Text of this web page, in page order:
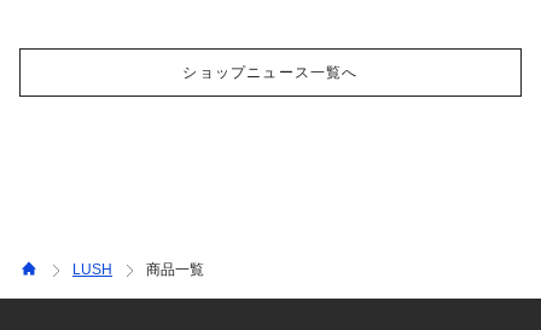
ショップニュース一覧へ
LUSH 商品一覧